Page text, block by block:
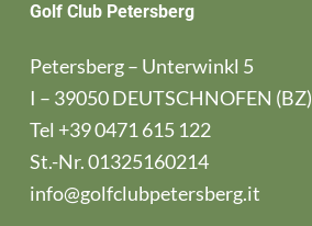
Golf Club Petersberg
Petersberg – Unterwinkl 5
I – 39050 DEUTSCHNOFEN (BZ)
Tel +39 0471 615 122
St.-Nr. 01325160214
info@golfclubpetersberg.it